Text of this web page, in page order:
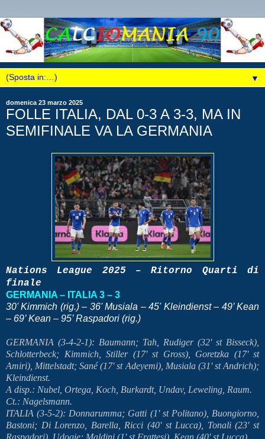
▼
domenica 23 marzo 2025
FOLLE ITALIA, DAL 0-3 A 3-3, MA IN
SEMIFINALE VA LA GERMANIA
Nations League 2025 – Ritorno Quarti di
finale
GERMANIA – ITALIA 3 – 3
30' Kimmich (rig.) – 36' Musiala – 45' Kleindienst – 49’ Kean
– 69’ Kean – 95’ Raspadori (rig.)
GERMANIA (3-4-2-1): Baumann; Tah, Rudiger (32' st Bisseck),
Schlotterbeck; Kimmich, Stiller (17' st Gross), Goretzka (17' st
Amiri), Mittelstadt; Sané (17' st Adeyemi), Musiala (31' st Andrich);
Kleindienst.
A disp.: Nubel, Ortega, Koch, Burkardt, Undav, Leweling, Raum.
Ct.: Nagelsmann.
ITALIA (3-5-2): Donnarumma; Gatti (1' st Politano), Buongiorno,
Bastoni; Di Lorenzo, Barella, Ricci (40' st Lucca), Tonali (23' st